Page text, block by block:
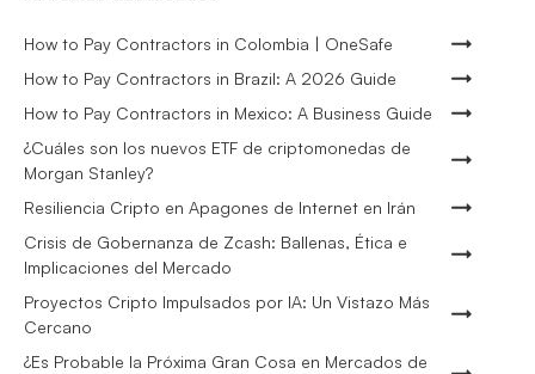
How to Pay Contractors in Colombia | OneSafe
How to Pay Contractors in Brazil: A 2026 Guide
How to Pay Contractors in Mexico: A Business Guide
¿Cuáles son los nuevos ETF de criptomonedas de
Morgan Stanley?
Resiliencia Cripto en Apagones de Internet en Irán
Crisis de Gobernanza de Zcash: Ballenas, Ética e
Implicaciones del Mercado
Proyectos Cripto Impulsados por IA: Un Vistazo Más
Cercano
¿Es Probable la Próxima Gran Cosa en Mercados de